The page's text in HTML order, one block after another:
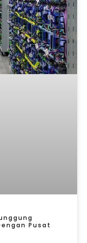
Pusat